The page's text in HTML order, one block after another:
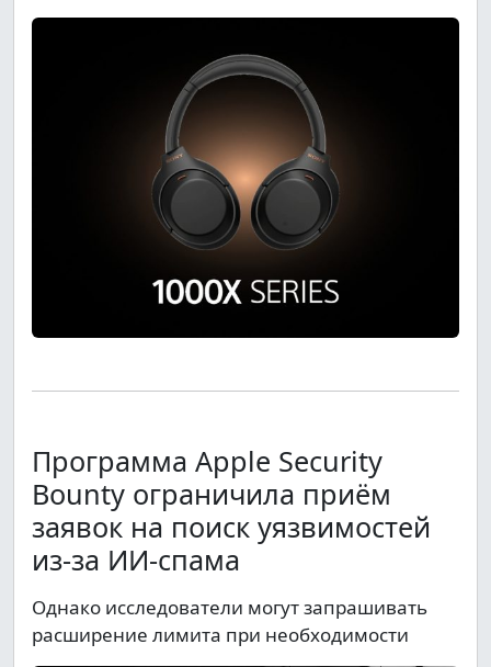
Программа Apple Security
Bounty ограничила приём
заявок на поиск уязвимостей
из-за ИИ-спама
Однако исследователи могут запрашивать
расширение лимита при необходимости